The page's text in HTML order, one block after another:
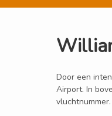
Door een
Airport. In